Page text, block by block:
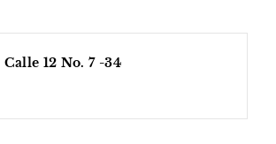
Calle 12 No. 7 -34